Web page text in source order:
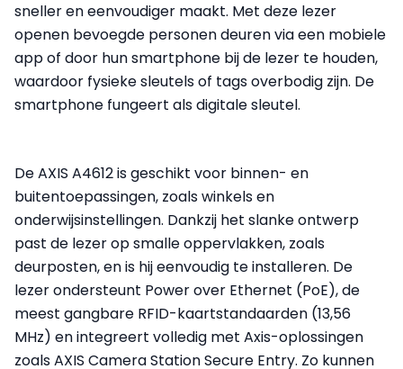
sneller en eenvoudiger maakt. Met deze lezer
openen bevoegde personen deuren via een mobiele
app of door hun smartphone bij de lezer te houden,
waardoor fysieke sleutels of tags overbodig zijn. De
smartphone fungeert als digitale sleutel.
De AXIS A4612 is geschikt voor binnen- en
buitentoepassingen, zoals winkels en
onderwijsinstellingen. Dankzij het slanke ontwerp
past de lezer op smalle oppervlakken, zoals
deurposten, en is hij eenvoudig te installeren. De
lezer ondersteunt Power over Ethernet (PoE), de
meest gangbare RFID-kaartstandaarden (13,56
MHz) en integreert volledig met Axis-oplossingen
zoals AXIS Camera Station Secure Entry. Zo kunnen